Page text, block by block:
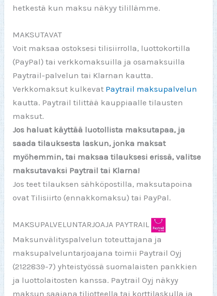
hetkestä kun maksu näkyy tilillämme.
MAKSUTAVAT
Voit maksaa ostoksesi tilisiirrolla, luottokortilla
(PayPal) tai verkkomaksuilla ja osamaksuilla
Paytrail-palvelun tai Klarnan kautta.
Verkkomaksut kulkevat Paytrail maksupalvelun
kautta. Paytrail tilittää kauppiaalle tilausten
maksut.
Jos haluat käyttää luotollista maksutapaa, ja
saada tilauksesta laskun, jonka maksat
myöhemmin, tai maksaa tilauksesi erissä, valitse
maksutavaksi Paytrail tai Klarna!
Jos teet tilauksen sähköpostilla, maksutapoina
ovat Tilisiirto (ennakkomaksu) tai PayPal.
MAKSUPALVELUNTARJOAJA PAYTRAIL
Maksunvälityspalvelun toteuttajana ja
maksupalveluntarjoajana toimii Paytrail Oyj
(2122839-7) yhteistyössä suomalaisten pankkien
ja luottolaitosten kanssa. Paytrail Oyj näkyy
maksun saajana tiliotteella tai korttilaskulla ja